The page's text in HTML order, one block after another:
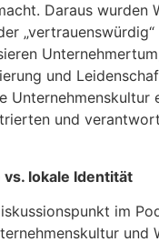
Daraus wurden
und
Unternehmenskultur
und
lokale Identität
im
und